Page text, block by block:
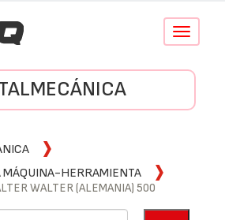
Conmutar
MÁQUINA-HERRAMIENTA
WALTER (ALEMANIA) 500